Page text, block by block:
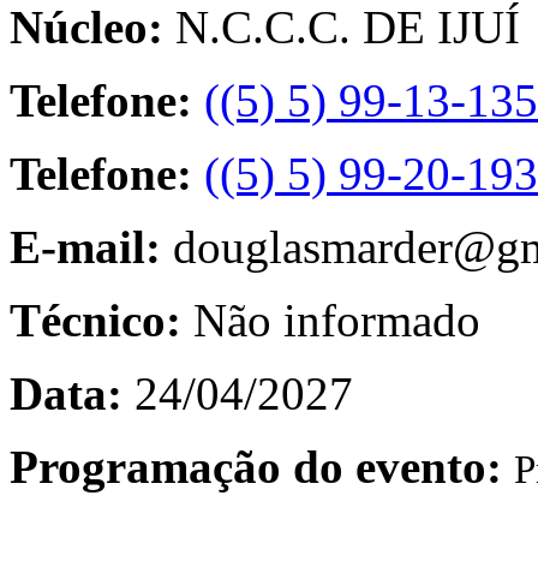
Núcleo: N.C.C.C. DE IJUÍ
Telefone: ((5) 5) 99-13-
Telefone: ((5) 5) 99-20-
E-mail:
Técnico: Não informado
Data: 24/04/2027
Programação do evento: